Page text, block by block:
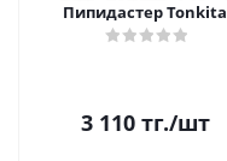
Пипидастер Tonkita
3 110тг./шт